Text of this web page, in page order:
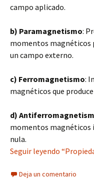
campo aplicado.
b) Paramagnetismo:
momentos magnéticos
un campo externo.
c) Ferromagnetismo:
magnéticos que
d)
momentos magnéticos
nula.
Seguir leyendo
Deja un comentario